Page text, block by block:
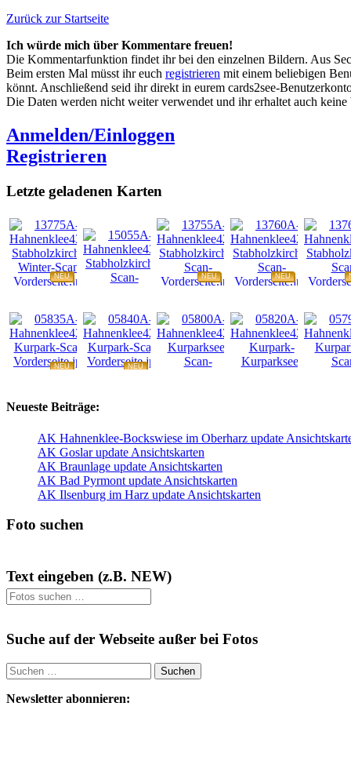
Zurück zur Startseite
Ich würde mich über Kommentare freuen!
Die Kommentarfunktion findet ihr bei den einzelnen Bildern. Aus
Beim ersten Mal müsst ihr euch registrieren mit einem beliebigen
könnt. Anschließend seid ihr direkt in eurem cards2see-
Die Daten werden nicht weiter verwendet und ihr erhaltet auch
Anmelden/Einloggen
Registrieren
Letzte geladenen Karten
NEU NEU NEU
NEU
NEU
Neueste Beiträge:
AK Hahnenklee-Bockswiese im Oberharz update
AK Goslar update Ansichtskarten
AK Braunlage update Ansichtskarten
AK Bad Pyrmont update Ansichtskarten
AK Ilsenburg im Harz update Ansichtskarten
Foto suchen
Text eingeben (z.B. NEW)
Suche auf der Webseite außer bei Fotos
Suchen
nach:
Newsletter abonnieren: